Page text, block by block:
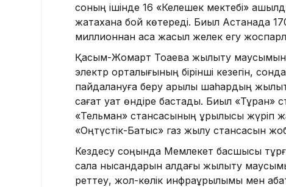
соның ішінде 16 «Келешек мектебі»
жатақхана бой көтереді. Биыл Астанада
миллионнан аса жасыл желек егу
Қасым-Жомарт Тоқаевқа жылыту
электр орталығының бірінші кезегін,
пайдалануға беру арқылы шаһардың
сағат қуат өндіре бастады. Биыл «Тұран»
«Тельман» стансасының құрылысы жүріп
«Оңтүстік-Батыс» газ жылу стансасын
Кездесу соңында Мемлекет басшысы
сала нысандарын алдағы жылыту
реттеу, жол-көлік инфрақұрылымы мен